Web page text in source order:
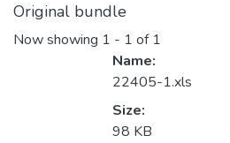
Original bundle
Now showing 1 - 1 of 1
Name:
22405-1.xls
Size:
98 KB